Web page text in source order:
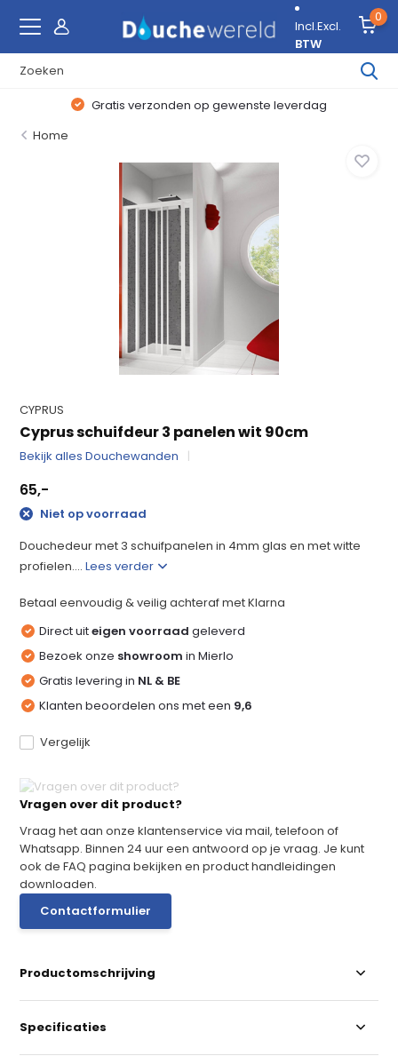
Incl.Excl.
BTW
0
Gratis verzonden op gewenste leverdag
Home
CYPRUS
Cyprus schuifdeur 3 panelen wit 90cm
Bekijk alles Douchewanden
65,-
Niet op voorraad
Douchedeur met 3 schuifpanelen in 4mm glas en met witte
profielen....Lees verder
Betaal eenvoudig & veilig achteraf met Klarna
Direct uiteigen voorraad geleverd
Bezoek onze showroom in Mierlo
Gratis levering in NL & BE
Klanten beoordelen ons met een 9,6
Vergelijk
Vragen over dit product?
Vraag het aan onze klantenservice via mail, telefoon of
Whatsapp. Binnen 24 uur een antwoord op je vraag. Je kunt
ook de FAQ pagina bekijken en product handleidingen
downloaden.
Contactformulier
Productomschrijving
Specificaties